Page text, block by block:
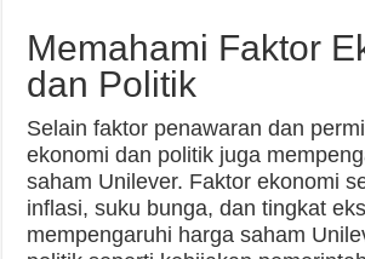
Memahami Faktor
dan Politik
Selain faktor penawaran dan
ekonomi dan politik juga
saham Unilever. Faktor ekonomi
inflasi, suku bunga, dan tingkat
mempengaruhi harga saham